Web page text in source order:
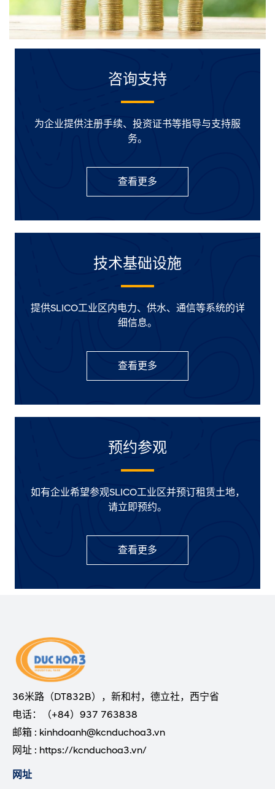
咨询支持
为企业提供注册手续、投资证书等指导与支持服
务。
查看更多
技术基础设施
提供SLICO工业区内电力、供水、通信等系统的详
细信息。
查看更多
预约参观
如有企业希望参观SLICO工业区并预订租赁土地，
请立即预约。
查看更多
36米路（DT832B），新和村，德立社，西宁省
电话：（+84）937 763838
邮箱 : kinhdoanh@kcnduchoa3.vn
网址 : https://kcnduchoa3.vn/
网址